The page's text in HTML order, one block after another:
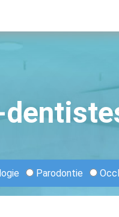
Parodontie